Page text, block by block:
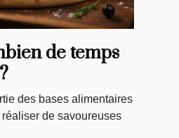
de temps
des bases alimentaires
de savoureuses